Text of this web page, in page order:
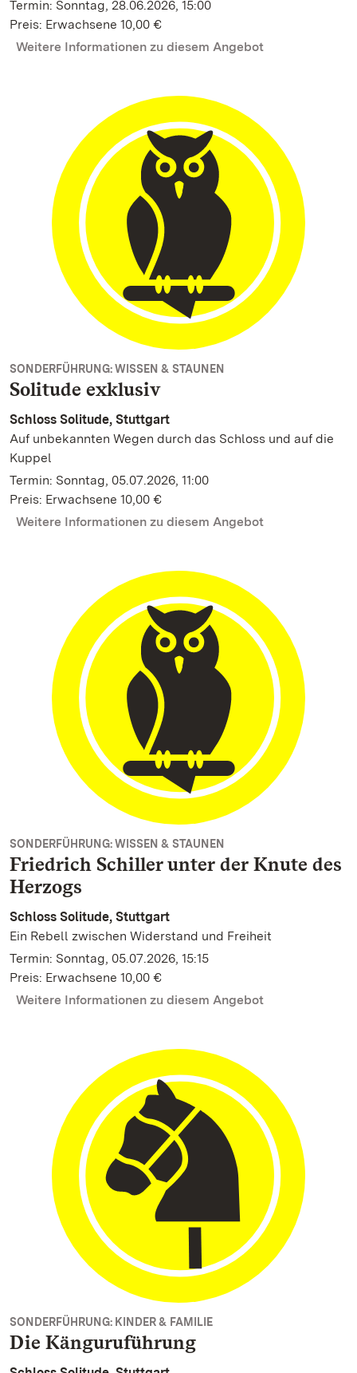
Termin: Sonntag, 28.06.2026, 15:00
Preis: Erwachsene 10,00 €
Weitere Informationen zu diesem Angebot
SONDERFÜHRUNG: WISSEN & STAUNEN
Solitude exklusiv
Schloss Solitude, Stuttgart
Auf unbekannten Wegen durch das Schloss und auf die
Kuppel
Termin: Sonntag, 05.07.2026, 11:00
Preis: Erwachsene 10,00 €
Weitere Informationen zu diesem Angebot
SONDERFÜHRUNG: WISSEN & STAUNEN
Friedrich Schiller unter der Knute des
Herzogs
Schloss Solitude, Stuttgart
Ein Rebell zwischen Widerstand und Freiheit
Termin: Sonntag, 05.07.2026, 15:15
Preis: Erwachsene 10,00 €
Weitere Informationen zu diesem Angebot
SONDERFÜHRUNG: KINDER & FAMILIE
Die Känguruführung